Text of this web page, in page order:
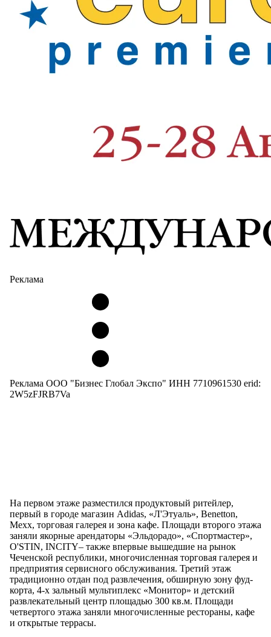
Реклама
Реклама ООО "Бизнес Глобал Экспо" ИНН 7710961530 erid:
2W5zFJRB7Va
На первом этаже разместился продуктовый ритейлер,
первый в городе магазин Adidas, «Л'Этуаль», Benetton,
Mexx, торговая галерея и зона кафе. Площади второго этажа
заняли якорные арендаторы «Эльдорадо», «Спортмастер»,
O'STIN, INCITY– также впервые вышедшие на рынок
Чеченской республики, многочисленная торговая галерея и
предприятия сервисного обслуживания. Третий этаж
традиционно отдан под развлечения, обширную зону фуд-
корта, 4-х зальный мультиплекс «Монитор» и детский
развлекательный центр площадью 300 кв.м. Площади
четвертого этажа заняли многочисленные рестораны, кафе
и открытые террасы.